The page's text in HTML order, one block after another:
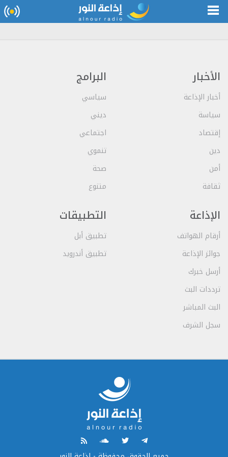
الأخبار
أخبار الإذاعة
سياسة
إقتصاد
دين
أمن
ثقافة
البرامج
سياسي
ديني
اجتماعي
تنموي
صحة
متنوع
الإذاعة
أرقام الهواتف
جوائز الإذاعة
أرسل خبرك
ترددات البث
البث المباشر
سجل الشرف
التطبيقات
تطبيق أبل
تطبيق أندرويد